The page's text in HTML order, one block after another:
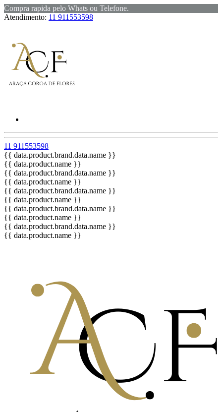
Compra rapida pelo Whats ou Telefone.
Atendimento: 11 911553598
11 911553598
{{ data.product.brand.data.name }}
{{ data.product.name }}
{{ data.product.brand.data.name }}
{{ data.product.name }}
{{ data.product.brand.data.name }}
{{ data.product.name }}
{{ data.product.brand.data.name }}
{{ data.product.name }}
{{ data.product.brand.data.name }}
{{ data.product.name }}